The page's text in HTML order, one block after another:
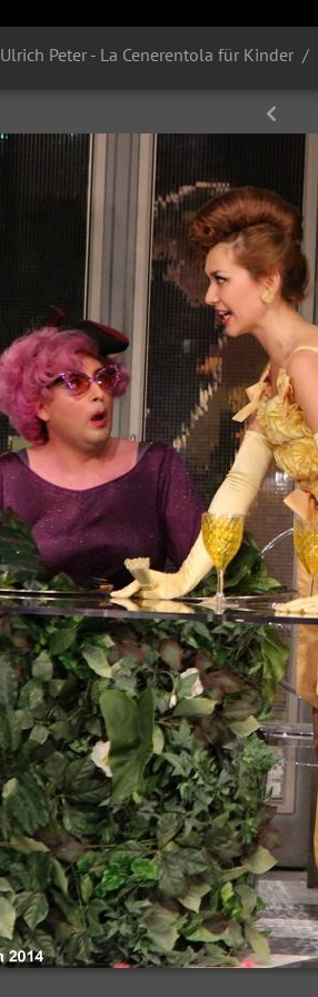
Ulrich Peter - La Cenerentola für Kinder